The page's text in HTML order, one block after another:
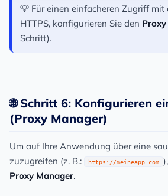
💡 Für einen einfacheren Zugriff
HTTPS, konfigurieren Sie den
Schritt).
🌐 Schritt 6: Konfigurieren
(Proxy Manager)
Um auf Ihre Anwendung über eine
zuzugreifen (z. B.:
https://meineapp.com
Proxy Manager.